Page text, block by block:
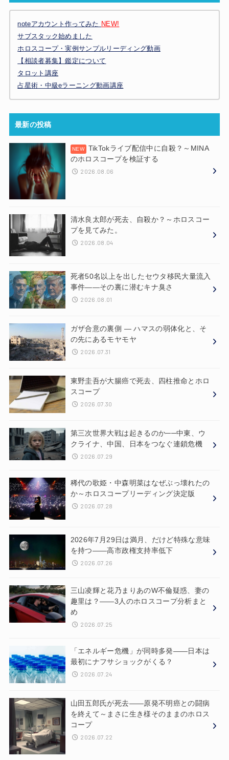
noteアカウント作ってみた NEW!
サブスタック始めました
ホロスコープ・実例サンプルリーディング動画
【相談者募集】鑑定について
タロット講座
占星術・中級eラーニング動画講座
最新の投稿
TikTokライブ配信中に自殺？～MINA
のホロスコープを検証する
2026.08.06
清水良太郎が死去、自殺か？～ホロスコー
プを見てみた。
2026.08.04
死者50名以上を出したセウタ移民大量流入
事件——その裏に潜むキナ臭さ
2026.08.01
ガザ合意の裏側 ― ハマスの弱体化と、そ
の先にあるモヤモヤ
2026.07.31
東野圭吾が大腸癌で死去、四柱推命とホロ
スコープ
2026.07.30
第三次世界大戦は起きるのか──中東、ウ
クライナ、中国、日本をつなぐ連鎖危機
2026.07.29
稀代の歌姫・中森明菜はなぜぶっ壊れたの
か～ホロスコープリーディング決定版
2026.07.28
2026年7月29日は満月、だけど特殊な意味
を持つ——高市政権支持率低下
2026.07.26
三山凌輝と花乃まりあのW不倫疑惑、妻の
趣里は？——3人のホロスコープ分析まと
め
2026.07.25
「エネルギー危機」が同時多発——日本は
最初にナフサショックがくる？
2026.07.24
山田五郎氏が死去——原発不明癌との闘病
を終えて～まさに生き様そのままのホロス
コープ
2026.07.22